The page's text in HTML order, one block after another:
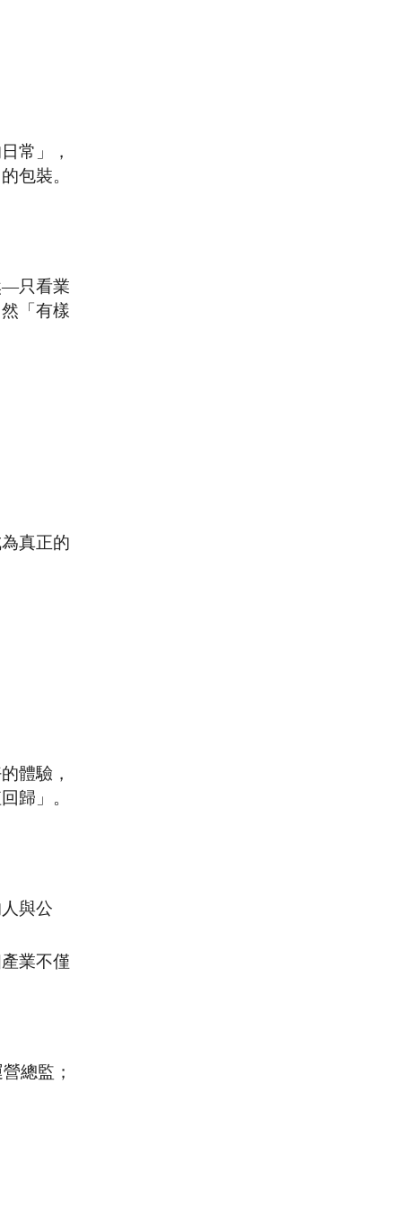
常」，
包裝。
—只看業
「有樣
真正的
體驗，
歸」。
與公
業不僅
總監；